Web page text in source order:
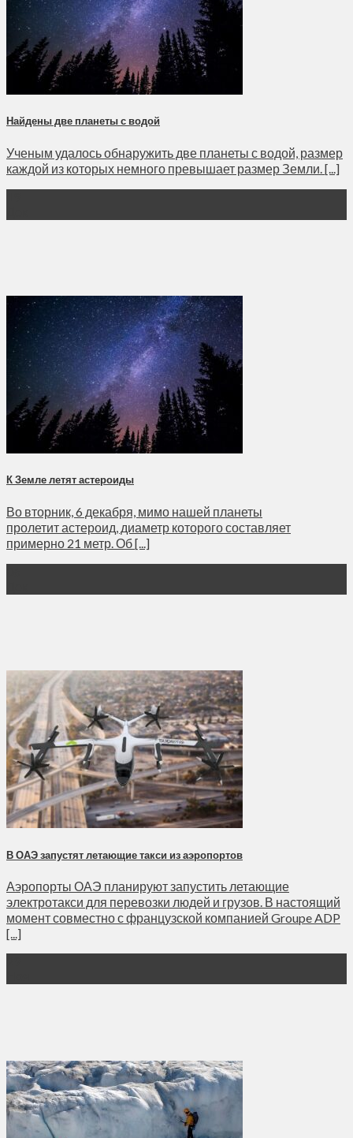
Найдены две планеты с водой
Ученым удалось обнаружить две планеты с водой, размер
каждой из которых немного превышает размер Земли. [...]
К Земле летят астероиды
Во вторник, 6 декабря, мимо нашей планеты
пролетит астероид, диаметр которого составляет
примерно 21 метр. Об [...]
В ОАЭ запустят летающие такси из аэропортов
Аэропорты ОАЭ планируют запустить летающие
электротакси для перевозки людей и грузов. В настоящий
момент совместно с французской компанией Groupe ADP
[...]